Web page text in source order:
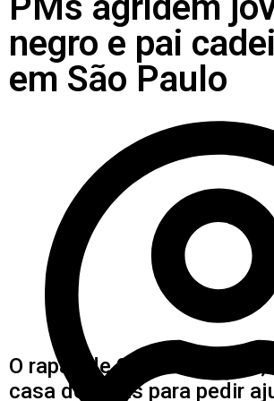
negro e pai
em São Paulo
O rapaz de 21 anos, então,
casa dos pais para pedir